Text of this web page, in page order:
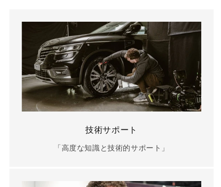
技術サポート
「高度な知識と技術的サポート」